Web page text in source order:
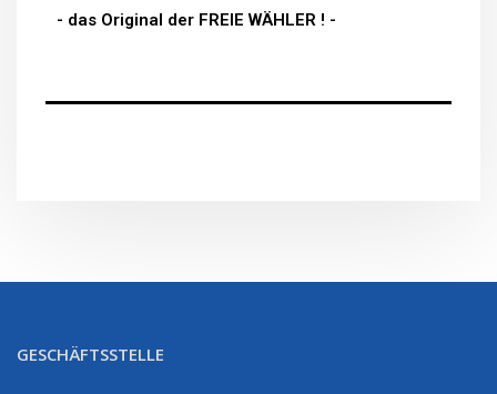
- das Original der FREIE WÄHLER ! -
GESCHÄFTSSTELLE